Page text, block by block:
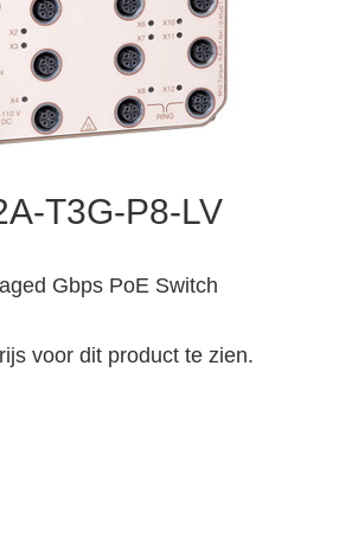
T3G-P8-LV
Gbps PoE Switch
voor dit product te zien.